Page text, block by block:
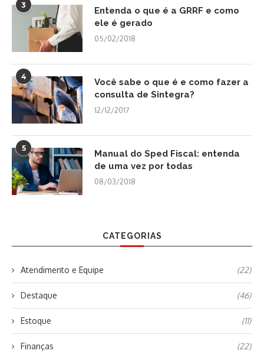
3
Entenda o que é a GRRF e como
ele é gerado
05/02/2018
4
Você sabe o que é e como fazer a
consulta de Sintegra?
12/12/2017
5
Manual do Sped Fiscal: entenda
de uma vez por todas
08/03/2018
CATEGORIAS
Atendimento e Equipe (22)
Destaque (46)
Estoque (11)
Finanças (22)